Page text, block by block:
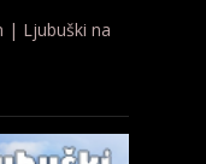
| Ljubuški na